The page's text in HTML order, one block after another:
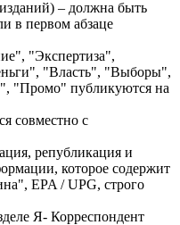
– должна быть
в первом абзаце
"Экспертиза",
"Власть", "Выборы",
"Промо" публикуются на
совместно с
републикация и
которое содержит
EPA / UPG, строго
Я- Корреспондент